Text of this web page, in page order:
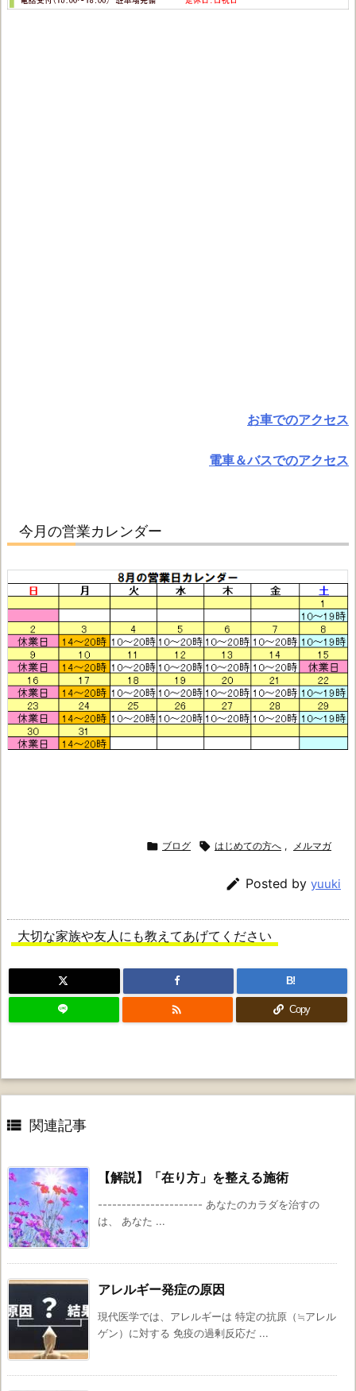
お車でのアクセス
電車＆バスでのアクセス
今月の営業カレンダー
 ブログ  はじめての方へ , メルマガ
 Posted by yuuki
大切な家族や友人にも教えてあげてください
B!
 Copy
 関連記事
【解説】「在り方」を整える施術
---------------------- あなたのカラダを治すの
は、 あなた ...
アレルギー発症の原因
現代医学では、アレルギーは 特定の抗原（≒アレル
ゲン）に対する 免疫の過剰反応だ ...